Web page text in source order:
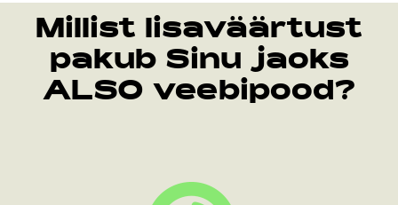
Millist lisaväärtust
pakub Sinu jaoks
ALSO veebipood?